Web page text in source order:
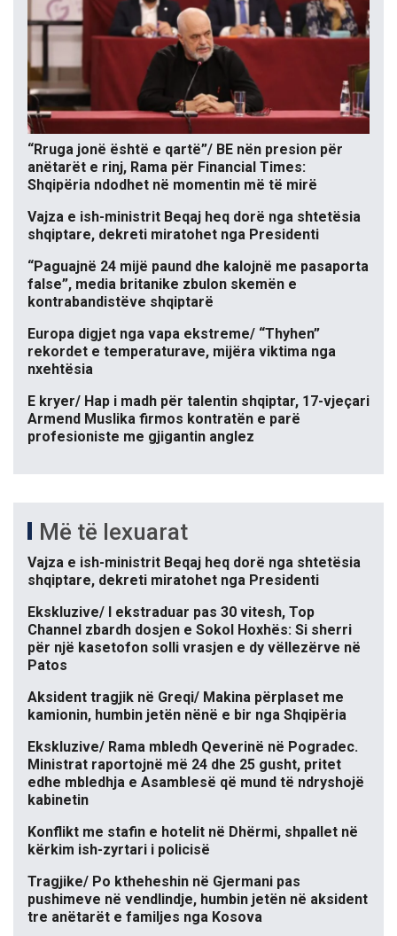
“Rruga jonë është e qartë”/ BE nën presion për
anëtarët e rinj, Rama për Financial Times:
Shqipëria ndodhet në momentin më të mirë
Vajza e ish-ministrit Beqaj heq dorë nga shtetësia
shqiptare, dekreti miratohet nga Presidenti
“Paguajnë 24 mijë paund dhe kalojnë me pasaporta
false”, media britanike zbulon skemën e
kontrabandistëve shqiptarë
Europa digjet nga vapa ekstreme/ “Thyhen”
rekordet e temperaturave, mijëra viktima nga
nxehtësia
E kryer/ Hap i madh për talentin shqiptar, 17-vjeçari
Armend Muslika firmos kontratën e parë
profesioniste me gjigantin anglez
Më të lexuarat
Vajza e ish-ministrit Beqaj heq dorë nga shtetësia
shqiptare, dekreti miratohet nga Presidenti
Ekskluzive/ I ekstraduar pas 30 vitesh, Top
Channel zbardh dosjen e Sokol Hoxhës: Si sherri
për një kasetofon solli vrasjen e dy vëllezërve në
Patos
Aksident tragjik në Greqi/ Makina përplaset me
kamionin, humbin jetën nënë e bir nga Shqipëria
Ekskluzive/ Rama mbledh Qeverinë në Pogradec.
Ministrat raportojnë më 24 dhe 25 gusht, pritet
edhe mbledhja e Asamblesë që mund të ndryshojë
kabinetin
Konflikt me stafin e hotelit në Dhërmi, shpallet në
kërkim ish-zyrtari i policisë
Tragjike/ Po ktheheshin në Gjermani pas
pushimeve në vendlindje, humbin jetën në aksident
tre anëtarët e familjes nga Kosova